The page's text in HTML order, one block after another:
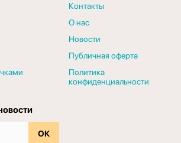
Контакты
О нас
Новости
Публичная оферта
Политика
конфиденциальности
ОК